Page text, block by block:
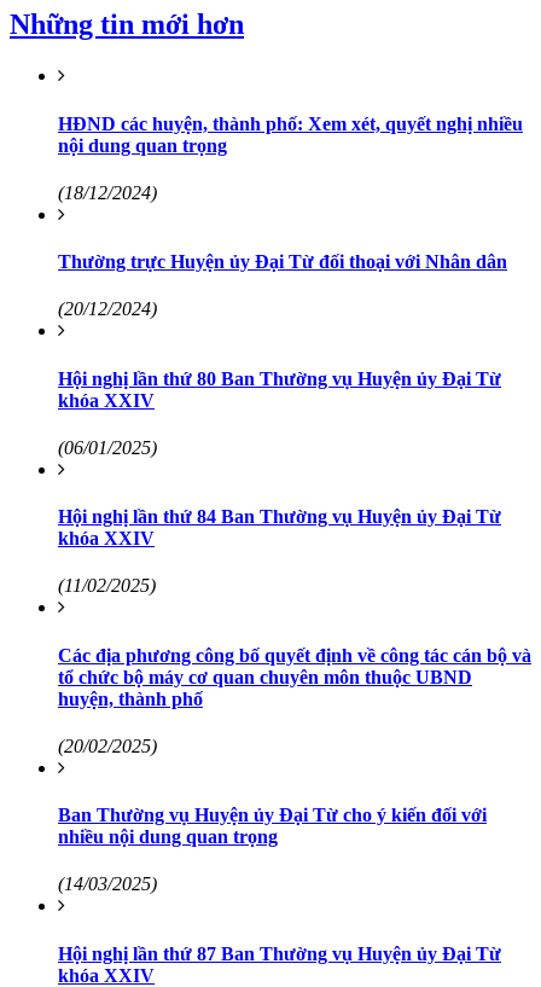
Những tin mới hơn
HĐND các huyện, thành phố: Xem xét, quyết nghị nhiều
nội dung quan trọng
(18/12/2024)
Thường trực Huyện ủy Đại Từ đối thoại với Nhân dân
(20/12/2024)
Hội nghị lần thứ 80 Ban Thường vụ Huyện ủy Đại Từ
khóa XXIV
(06/01/2025)
Hội nghị lần thứ 84 Ban Thường vụ Huyện ủy Đại Từ
khóa XXIV
(11/02/2025)
Các địa phương công bố quyết định về công tác cán bộ và
tổ chức bộ máy cơ quan chuyên môn thuộc UBND
huyện, thành phố
(20/02/2025)
Ban Thường vụ Huyện ủy Đại Từ cho ý kiến đối với
nhiều nội dung quan trọng
(14/03/2025)
Hội nghị lần thứ 87 Ban Thường vụ Huyện ủy Đại Từ
khóa XXIV